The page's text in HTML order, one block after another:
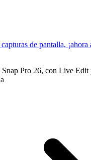
de pantalla, ¡ahora
Pro 26, con Live Edit